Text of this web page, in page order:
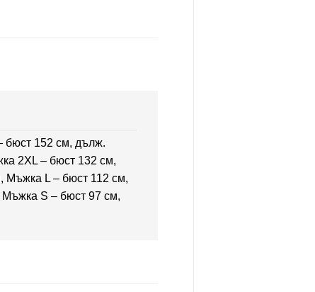
бюст 152 см, дълж.
2XL – бюст 132 см,
Мъжка L – бюст 112 см,
S – бюст 97 см,